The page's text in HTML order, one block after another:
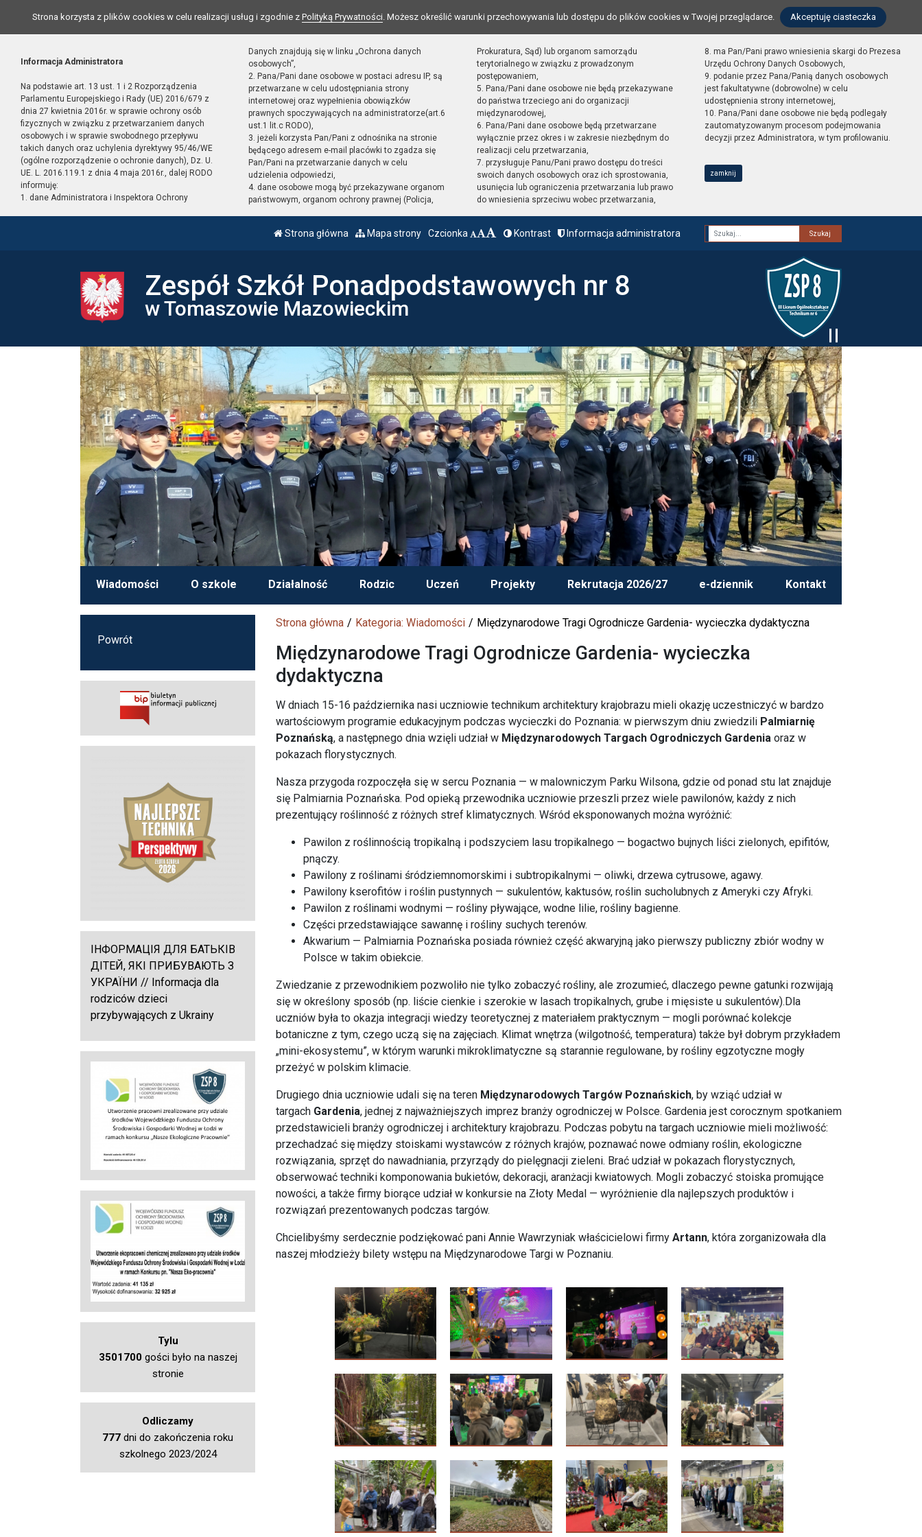
Strona korzysta z plików cookies w celu realizacji usług i zgodnie z Polityką Prywatności. Możesz określić warunki przechowywania lub dostępu do plików cookies w Twojej przeglądarce. Akceptuję ciasteczka
Informacja Administratora
Na podstawie art. 13 ust. 1 i 2 Rozporządzenia
Parlamentu Europejskiego i Rady (UE) 2016/679 z
dnia 27 kwietnia 2016r. w sprawie ochrony osób
fizycznych w związku z przetwarzaniem danych
osobowych i w sprawie swobodnego przepływu
takich danych oraz uchylenia dyrektywy 95/46/WE
(ogólne rozporządzenie o ochronie danych), Dz. U.
UE. L. 2016.119.1 z dnia 4 maja 2016r., dalej RODO
informuję:
1. dane Administratora i Inspektora Ochrony
Danych znajdują się w linku „Ochrona danych
osobowych”,
2. Pana/Pani dane osobowe w postaci adresu IP, są
przetwarzane w celu udostępniania strony
internetowej oraz wypełnienia obowiązków
prawnych spoczywających na administratorze(art.6
ust.1 lit.c RODO),
3. jeżeli korzysta Pan/Pani z odnośnika na stronie
będącego adresem e-mail placówki to zgadza się
Pan/Pani na przetwarzanie danych w celu
udzielenia odpowiedzi,
4. dane osobowe mogą być przekazywane organom
państwowym, organom ochrony prawnej (Policja,
Prokuratura, Sąd) lub organom samorządu
terytorialnego w związku z prowadzonym
postępowaniem,
5. Pana/Pani dane osobowe nie będą przekazywane
do państwa trzeciego ani do organizacji
międzynarodowej,
6. Pana/Pani dane osobowe będą przetwarzane
wyłącznie przez okres i w zakresie niezbędnym do
realizacji celu przetwarzania,
7. przysługuje Panu/Pani prawo dostępu do treści
swoich danych osobowych oraz ich sprostowania,
usunięcia lub ograniczenia przetwarzania lub prawo
do wniesienia sprzeciwu wobec przetwarzania,
8. ma Pan/Pani prawo wniesienia skargi do Prezesa
Urzędu Ochrony Danych Osobowych,
9. podanie przez Pana/Panią danych osobowych
jest fakultatywne (dobrowolne) w celu
udostępnienia strony internetowej,
10. Pana/Pani dane osobowe nie będą podlegały
zautomatyzowanym procesom podejmowania
decyzji przez Administratora, w tym profilowaniu.
zamknij
Strona główna Mapa strony Czcionka Kontrast Informacja administratora
Fraza
Zespół Szkół Ponadpodstawowych nr 8
w Tomaszowie Mazowieckim
Wiadomości O szkole Działalność Rodzic Uczeń Projekty Rekrutacja 2026/27 e-dziennik Kontakt
Strona główna Kategoria: Wiadomości Międzynarodowe Tragi Ogrodnicze Gardenia- wycieczka dydaktyczna
Międzynarodowe Tragi Ogrodnicze Gardenia- wycieczka
dydaktyczna
W dniach 15-16 października nasi uczniowie technikum architektury krajobrazu mieli okazję uczestniczyć w bardzo
wartościowym programie edukacyjnym podczas wycieczki do Poznania: w pierwszym dniu zwiedzili Palmiarnię
Poznańską, a następnego dnia wzięli udział w Międzynarodowych Targach Ogrodniczych Gardenia oraz w
pokazach florystycznych.
Nasza przygoda rozpoczęła się w sercu Poznania — w malowniczym Parku Wilsona, gdzie od ponad stu lat znajduje
się Palmiarnia Poznańska. Pod opieką przewodnika uczniowie przeszli przez wiele pawilonów, każdy z nich
prezentujący roślinność z różnych stref klimatycznych. Wśród eksponowanych można wyróżnić:
Pawilon z roślinnością tropikalną i podszyciem lasu tropikalnego — bogactwo bujnych liści zielonych, epifitów,
pnączy.
Pawilony z roślinami śródziemnomorskimi i subtropikalnymi — oliwki, drzewa cytrusowe, agawy.
Pawilony kserofitów i roślin pustynnych — sukulentów, kaktusów, roślin sucholubnych z Ameryki czy Afryki.
Pawilon z roślinami wodnymi — rośliny pływające, wodne lilie, rośliny bagienne.
Części przedstawiające sawannę i rośliny suchych terenów.
Akwarium — Palmiarnia Poznańska posiada również część akwaryjną jako pierwszy publiczny zbiór wodny w
Polsce w takim obiekcie.
Zwiedzanie z przewodnikiem pozwoliło nie tylko zobaczyć rośliny, ale zrozumieć, dlaczego pewne gatunki rozwijają
się w określony sposób (np. liście cienkie i szerokie w lasach tropikalnych, grube i mięsiste u sukulentów).Dla
uczniów była to okazja integracji wiedzy teoretycznej z materiałem praktycznym — mogli porównać kolekcje
botaniczne z tym, czego uczą się na zajęciach. Klimat wnętrza (wilgotność, temperatura) także był dobrym przykładem
„mini-ekosystemu”, w którym warunki mikroklimatyczne są starannie regulowane, by rośliny egzotyczne mogły
przeżyć w polskim klimacie.
Drugiego dnia uczniowie udali się na teren Międzynarodowych Targów Poznańskich, by wziąć udział w
targach Gardenia, jednej z najważniejszych imprez branży ogrodniczej w Polsce. Gardenia jest corocznym spotkaniem
przedstawicieli branży ogrodniczej i architektury krajobrazu. Podczas pobytu na targach uczniowie mieli możliwość:
przechadzać się między stoiskami wystawców z różnych krajów, poznawać nowe odmiany roślin, ekologiczne
rozwiązania, sprzęt do nawadniania, przyrządy do pielęgnacji zieleni. Brać udział w pokazach florystycznych,
obserwować techniki komponowania bukietów, dekoracji, aranżacji kwiatowych. Mogli zobaczyć stoiska promujące
nowości, a także firmy biorące udział w konkursie na Złoty Medal — wyróżnienie dla najlepszych produktów i
rozwiązań prezentowanych podczas targów.
Chcielibyśmy serdecznie podziękować pani Annie Wawrzyniak właścicielowi firmy Artann, która zorganizowała dla
naszej młodzieży bilety wstępu na Międzynarodowe Targi w Poznaniu.
Powrót
ІНФОРМАЦІЯ ДЛЯ БАТЬКІВ
ДІТЕЙ, ЯКІ ПРИБУВАЮТЬ З
УКРАЇНИ // Informacja dla
rodziców dzieci
przybywających z Ukrainy
Tylu
3501700gości było na naszej
stronie
Odliczamy
777 dni do zakończenia roku
szkolnego 2023/2024